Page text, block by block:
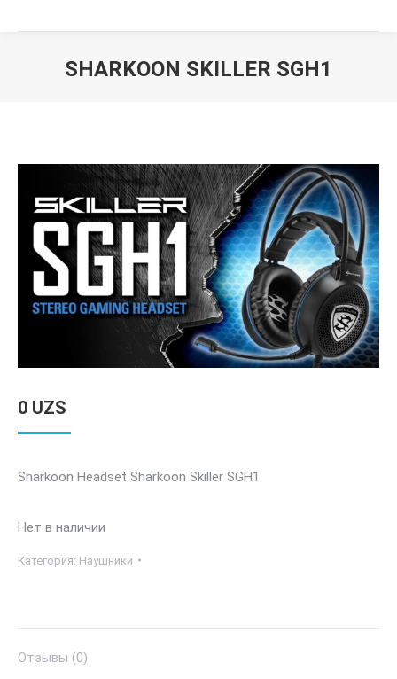
SHARKOON SKILLER SGH1
0 UZS
Sharkoon Headset Sharkoon Skiller SGH1
Нет в наличии
Категория: Наушники
Отзывы (0)